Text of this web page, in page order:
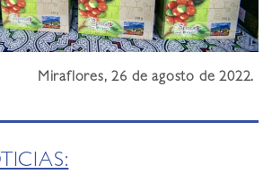
Miraflores, 26 de agosto de 2022.